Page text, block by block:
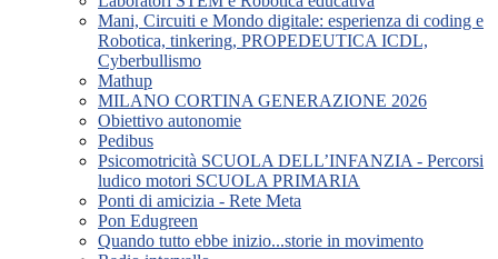
Mani, Circuiti e Mondo digitale: esperienza di coding e
Robotica, tinkering, PROPEDEUTICA ICDL,
Cyberbullismo
Mathup
MILANO CORTINA GENERAZIONE 2026
Obiettivo autonomie
Pedibus
Psicomotricità SCUOLA DELL’INFANZIA - Percorsi
ludico motori SCUOLA PRIMARIA
Ponti di amicizia - Rete Meta
Pon Edugreen
Quando tutto ebbe inizio...storie in movimento